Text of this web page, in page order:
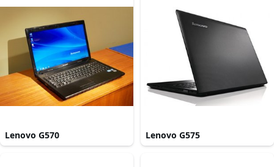
Lenovo G570 Lenovo G575